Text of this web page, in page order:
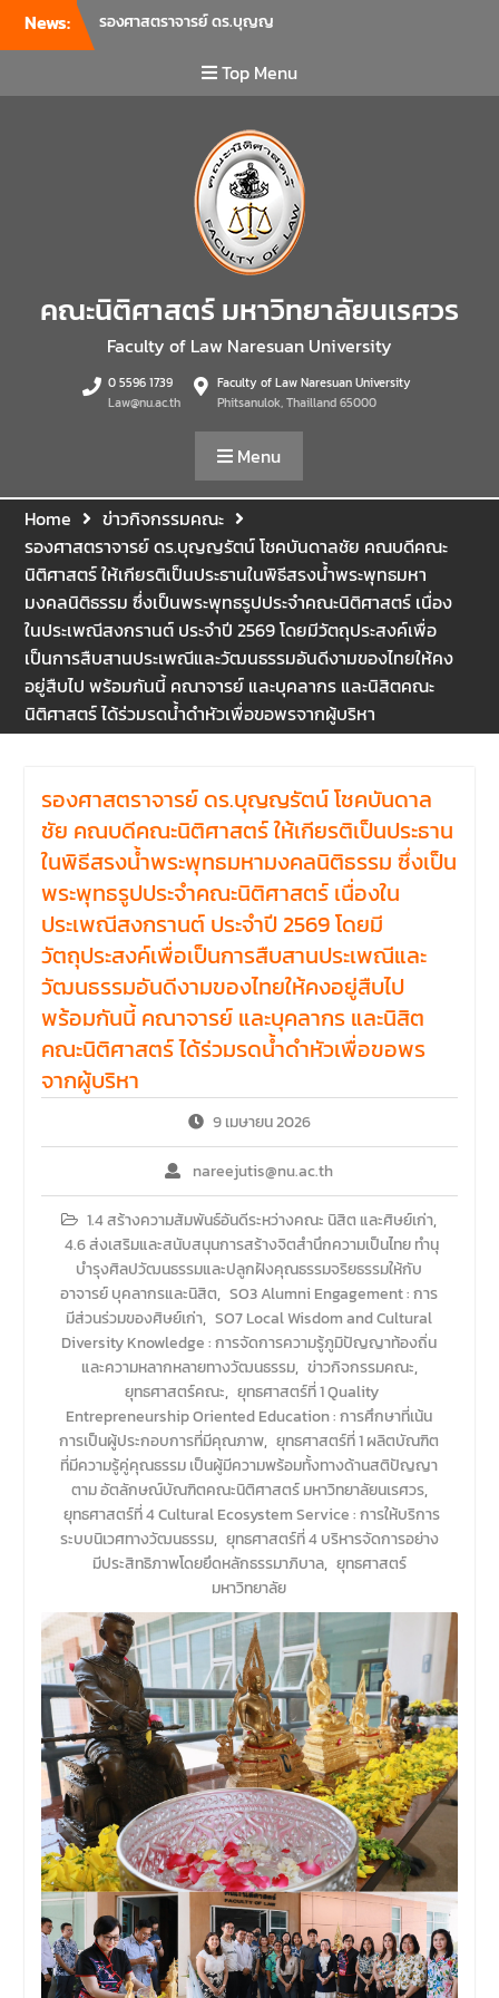
News:
เข้าร่วมแจ้งนโยบายแนวทาง
คณะ รวมทั้งการเตรียมความ
พร้อมการจัดการเรียนการสอน
รายวิชาตรรกศาสตร์และการ
เขียนในทางนิติศาสตร์ ณ ห้อง
ประชุมชั้น 3 อาคารคณะ
นิติศาสตร์ มหาวิทยาลัยนเรศวร
คณะนิติศาสตร์ มหาวิทยาลัย
นเรศวร จัดโครงการเตรียม
ความพร้อมเพื่อรับมือภัยพิบัติ
และปฐมพยาบาลเบื้องต้น
ประจำปี 2569 ณ ห้อง 2-311
มหาวิทยาลัยนเรศวร โดย
กิจกรรมดังกล่าวจัดขึ้นสำหรับ
บุคลากรที่ปฏิบัติงาน ณ กลุ่ม
อาคารอุตสาหกรรมบริการ เพื่อ
ร่วมกันสร้างพื้นที่การทำงานที่
ปลอดภัย ซึ่งครอบคลุมหน่วย
งานภายในกลุ่มอาคารทั้ง 3
คณะ และ 1 กอง
คณะนิติศาสตร์ มหาวิทยาลัย
นเรศวร จัดโครงการปฐมนิเทศ
และพบผู้ปกครอง ประจำปีการ
ศึกษา 2569 โดยได้รับเกียรติ
จาก รองศาสตราจารย์ ดร.บุญ
ญรัตน์ โชคบันดาลชัย คณบดี
คณะนิติศาสตร์ ให้เกียรติเป็น
มีวัตถุประสงค์เพื่อให้ผู้ปกครอง
และนิสิตได้ทราบถึงนโยบาย
ด้านการเรียนการสอนของคณะ
นิติศาสตร์
Top Menu
คณะนิติศาสตร์ มหาวิทยาลัยนเรศวร
Faculty of Law Naresuan University
0 5596 1739
Law@nu.ac.th
Faculty of Law Naresuan University
Phitsanulok, Thailland 65000
Menu
Home
ข่าวกิจกรรมคณะ
รองศาสตราจารย์ ดร.บุญญรัตน์ โชคบันดาลชัย คณบดีคณะ
นิติศาสตร์ ให้เกียรติเป็นประธานในพิธีสรงน้ำพระพุทธมหา
มงคลนิติธรรม ซึ่งเป็นพระพุทธรูปประจำคณะนิติศาสตร์ เนื่อง
ในประเพณีสงกรานต์ ประจำปี 2569 โดยมีวัตถุประสงค์เพื่อ
เป็นการสืบสานประเพณีและวัฒนธรรมอันดีงามของไทยให้คง
อยู่สืบไป พร้อมกันนี้ คณาจารย์ และบุคลากร และนิสิตคณะ
นิติศาสตร์ ได้ร่วมรดน้ำดำหัวเพื่อขอพรจากผู้บริหา
รองศาสตราจารย์ ดร.บุญญรัตน์ โชคบันดาล
ชัย คณบดีคณะนิติศาสตร์ ให้เกียรติเป็นประธาน
ในพิธีสรงน้ำพระพุทธมหามงคลนิติธรรม ซึ่งเป็น
พระพุทธรูปประจำคณะนิติศาสตร์ เนื่องใน
ประเพณีสงกรานต์ ประจำปี 2569 โดยมี
วัตถุประสงค์เพื่อเป็นการสืบสานประเพณีและ
วัฒนธรรมอันดีงามของไทยให้คงอยู่สืบไป
พร้อมกันนี้ คณาจารย์ และบุคลากร และนิสิต
คณะนิติศาสตร์ ได้ร่วมรดน้ำดำหัวเพื่อขอพร
จากผู้บริหา
9 เมษายน 2026
nareejutis@nu.ac.th
1.4 สร้างความสัมพันธ์อันดีระหว่างคณะ นิสิต และศิษย์เก่า,
4.6 ส่งเสริมและสนับสนุนการสร้างจิตสำนึกความเป็นไทย ทำนุ
บำรุงศิลปวัฒนธรรมและปลูกฝังคุณธรรมจริยธรรมให้กับ
อาจารย์ บุคลากรและนิสิต, SO3 Alumni Engagement : การ
มีส่วนร่วมของศิษย์เก่า, SO7 Local Wisdom and Cultural
Diversity Knowledge : การจัดการความรู้ภูมิปัญญาท้องถิ่น
และความหลากหลายทางวัฒนธรรม, ข่าวกิจกรรมคณะ,
ยุทธศาสตร์คณะ, ยุทธศาสตร์ที่ 1 Quality
Entrepreneurship Oriented Education : การศึกษาที่เน้น
การเป็นผู้ประกอบการที่มีคุณภาพ, ยุทธศาสตร์ที่ 1 ผลิตบัณฑิต
ที่มีความรู้คู่คุณธรรม เป็นผู้มีความพร้อมทั้งทางด้านสติปัญญา
ตาม อัตลักษณ์บัณฑิตคณะนิติศาสตร์ มหาวิทยาลัยนเรศวร,
ยุทธศาสตร์ที่ 4 Cultural Ecosystem Service : การให้บริการ
ระบบนิเวศทางวัฒนธรรม, ยุทธศาสตร์ที่ 4 บริหารจัดการอย่าง
มีประสิทธิภาพโดยยึดหลักธรรมาภิบาล, ยุทธศาสตร์
มหาวิทยาลัย